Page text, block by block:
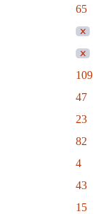
65
109
47
23
82
4
43
15